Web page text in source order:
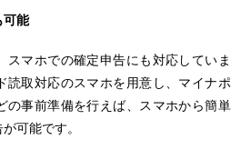
可能
スマホでの確定申告にも対応していま
読取対応のスマホを用意し、マイナポ
の事前準備を行えば、スマホから簡単
可能です。